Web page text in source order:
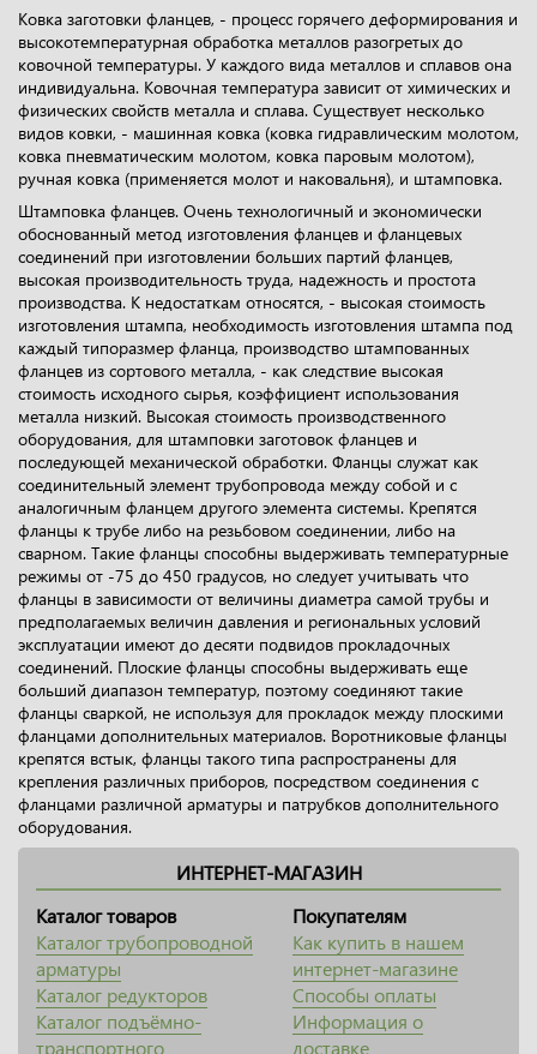
Ковка заготовки фланцев, - процесс горячего деформирования и
высокотемпературная обработка металлов разогретых до
ковочной температуры. У каждого вида металлов и сплавов она
индивидуальна. Ковочная температура зависит от химических и
физических свойств металла и сплава. Существует несколько
видов ковки, - машинная ковка (ковка гидравлическим молотом,
ковка пневматическим молотом, ковка паровым молотом),
ручная ковка (применяется молот и наковальня), и штамповка.
Штамповка фланцев. Очень технологичный и экономически
обоснованный метод изготовления фланцев и фланцевых
соединений при изготовлении больших партий фланцев,
высокая производительность труда, надежность и простота
производства. К недостаткам относятся, - высокая стоимость
изготовления штампа, необходимость изготовления штампа под
каждый типоразмер фланца, производство штампованных
фланцев из сортового металла, - как следствие высокая
стоимость исходного сырья, коэффициент использования
металла низкий. Высокая стоимость производственного
оборудования, для штамповки заготовок фланцев и
последующей механической обработки. Фланцы служат как
соединительный элемент трубопровода между собой и с
аналогичным фланцем другого элемента системы. Крепятся
фланцы к трубе либо на резьбовом соединении, либо на
сварном. Такие фланцы способны выдерживать температурные
режимы от -75 до 450 градусов, но следует учитывать что
фланцы в зависимости от величины диаметра самой трубы и
предполагаемых величин давления и региональных условий
эксплуатации имеют до десяти подвидов прокладочных
соединений. Плоские фланцы способны выдерживать еще
больший диапазон температур, поэтому соединяют такие
фланцы сваркой, не используя для прокладок между плоскими
фланцами дополнительных материалов. Воротниковые фланцы
крепятся встык, фланцы такого типа распространены для
крепления различных приборов, посредством соединения с
фланцами различной арматуры и патрубков дополнительного
оборудования.
ИНТЕРНЕТ-МАГАЗИН
Каталог товаров
Каталог трубопроводной
арматуры
Каталог редукторов
Каталог подъёмно-
транспортного
Покупателям
Как купить в нашем
интернет-магазине
Способы оплаты
Информация о
доставке